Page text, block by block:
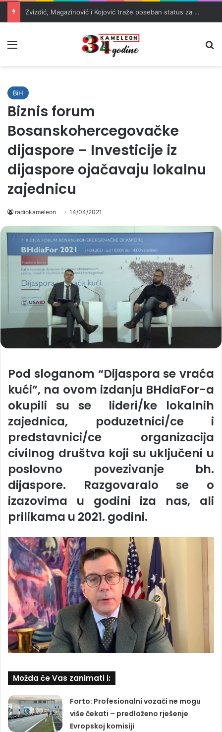
Zvizdić, Magazinović i Kojović traže poseban status za Memorijalni centar Srebrenica
BiH
Biznis forum
Bosanskohercegovačke
dijaspore – Investicije iz
dijaspore ojačavaju lokalnu
zajednicu
radiokameleon 14/04/2021
Pod sloganom “Dijaspora se vraća
kući”, na ovom izdanju BHdiaFor-a
okupili su se lideri/ke lokalnih
zajednica, poduzetnici/ce i
predstavnici/ce organizacija
civilnog društva koji su uključeni u
poslovno povezivanje bh.
dijaspore. Razgovaralo se o
izazovima u godini iza nas, ali
prilikama u 2021. godini.
Možda će Vas zanimati i:
Forto: Profesionalni vozači ne mogu
više čekati – predloženo rješenje
Evropskoj komisiji